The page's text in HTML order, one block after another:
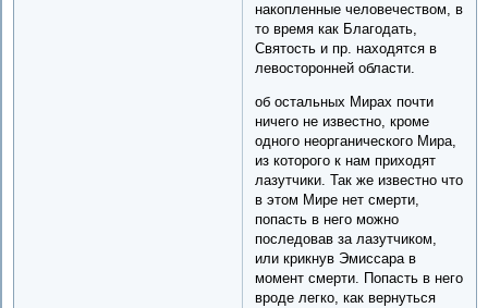
накопленные человечеством, в
то время как Благодать,
Святость и пр. находятся в
левосторонней области.
об остальных Мирах почти
ничего не известно, кроме
одного неорганического Мира,
из которого к нам приходят
лазутчики. Так же известно что
в этом Мире нет смерти,
попасть в него можно
последовав за лазутчиком,
или крикнув Эмиссара в
момент смерти. Попасть в него
вроде легко, как вернуться